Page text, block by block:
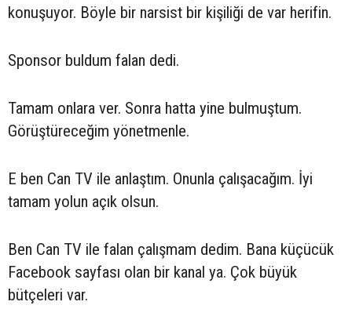
konuşuyor. Böyle bir narsist bir kişiliği de var herifin.
Sponsor buldum falan dedi.
Tamam onlara ver. Sonra hatta yine bulmuştum.
Görüştüreceğim yönetmenle.
E ben Can TV ile anlaştım. Onunla çalışacağım. İyi
tamam yolun açık olsun.
Ben Can TV ile falan çalışmam dedim. Bana küçücük
Facebook sayfası olan bir kanal ya. Çok büyük
bütçeleri var.